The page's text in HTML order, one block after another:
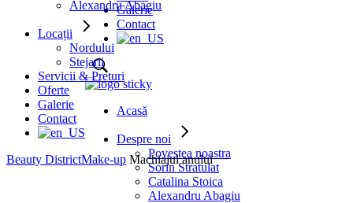
Galerie
Contact
Acasă
Despre noi
Povestea noastra
Sorin Stratulat
Catalina Stoica
Alexandru Abagiu
Alexandru Abagiu
Locații
Nordului
Stejarii
Servicii & Preturi
Oferte
Galerie
Contact
Beauty DistrictMake-up Machiajul anului